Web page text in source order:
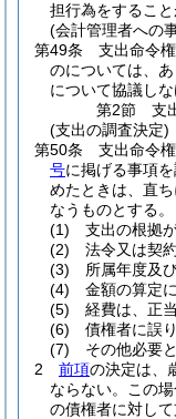
担行為をすること
(会計管理者への
第49条
支出命令
のについては、
について協議しな
第2節
支
(支出の調査決定)
第50条
支出命令
号に掲げる事項
めたときは、直
なうものとする。
(1)
支出の根拠
(2)
法令又は契
(3)
所属年度及
(4)
金額の算定
(5)
経費は、正
(6)
債権者に誤
(7)
その他必要
2
前項の決定は、
ならない。
この
の債権者に対し